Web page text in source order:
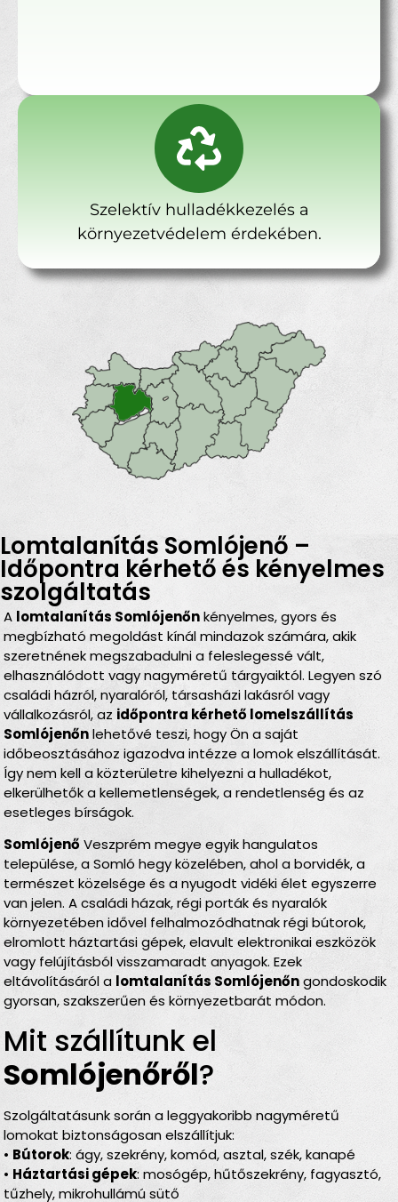
Szelektív hulladékkezelés a
környezetvédelem érdekében.
Lomtalanítás Somlójenő –
Időpontra kérhető és kényelmes
szolgáltatás
A lomtalanítás Somlójenőnkényelmes, gyors és
megbízható megoldást kínál mindazok számára, akik
szeretnének megszabadulni a feleslegessé vált,
elhasználódott vagy nagyméretű tárgyaiktól. Legyen szó
családi házról, nyaralóról, társasházi lakásról vagy
vállalkozásról, az időpontra kérhető lomelszállítás
Somlójenőnlehetővé teszi, hogy Ön a saját
időbeosztásához igazodva intézze a lomok elszállítását.
Így nem kell a közterületre kihelyezni a hulladékot,
elkerülhetők a kellemetlenségek, a rendetlenség és az
esetleges bírságok.
Somlójenő Veszprém megye egyik hangulatos
települése, a Somló hegy közelében, ahol a borvidék, a
természet közelsége és a nyugodt vidéki élet egyszerre
van jelen. A családi házak, régi porták és nyaralók
környezetében idővel felhalmozódhatnak régi bútorok,
elromlott háztartási gépek, elavult elektronikai eszközök
vagy felújításból visszamaradt anyagok. Ezek
eltávolításáról a lomtalanítás Somlójenőngondoskodik
gyorsan, szakszerűen és környezetbarát módon.
Mit szállítunk el
Somlójenőről?
Szolgáltatásunk során a leggyakoribb nagyméretű
lomokat biztonságosan elszállítjuk:
• Bútorok: ágy, szekrény, komód, asztal, szék, kanapé
• Háztartási gépek: mosógép, hűtőszekrény, fagyasztó,
tűzhely, mikrohullámú sütő